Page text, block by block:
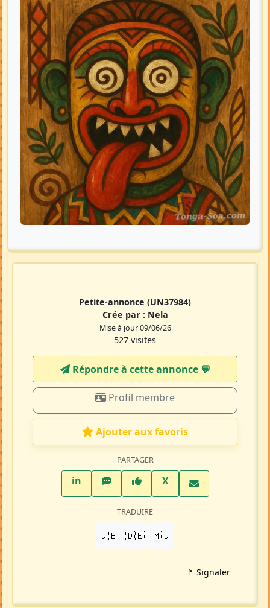
Petite-annonce (UN37984)
Crée par : Nela
Mise à jour 09/06/26
527 visites
Répondre à cette annonce 💬​
Profil membre
Ajouter aux favoris
PARTAGER
inLinkedInWhatsAppFacebook
XTwitter X
TRADUIRE
🇬🇧 🇩🇪 🇲🇬
🚩 Signaler